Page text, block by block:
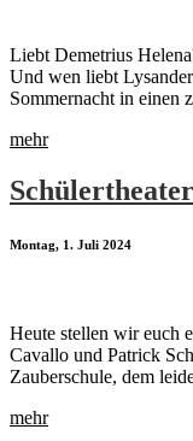
Liebt Demetrius
Und wen liebt
Sommernacht in einen
mehr
Montag, 1. Juli 2024
Heute stellen wir euch
Cavallo und Patrick
Zauberschule, dem
mehr